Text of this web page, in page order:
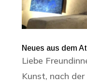
Neues aus dem
Liebe
Kunst, nach